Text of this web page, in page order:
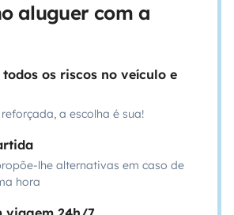
aluguer com a
os riscos no veículo e
a escolha é sua!
lhe alternativas em caso de
hora